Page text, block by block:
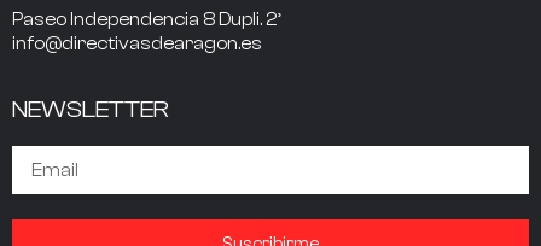
Paseo Independencia 8 Dupli. 2º
info@directivasdearagon.es
NEWSLETTER